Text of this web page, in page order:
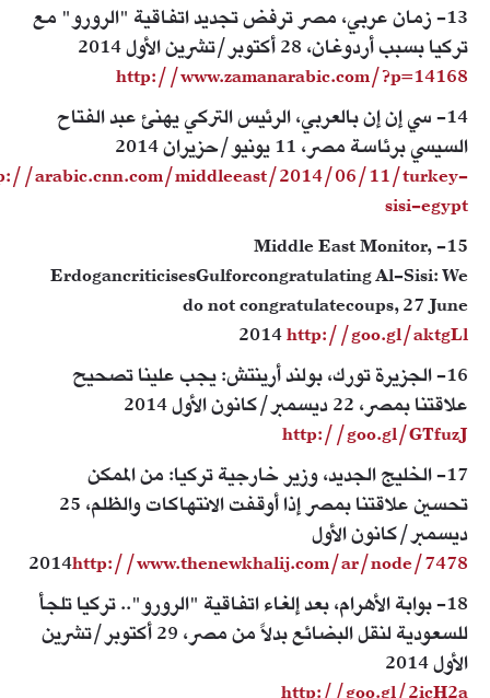
13- زمان عربي، مصر ترفض تجديد اتفاقية "الرورو" مع
تركيا بسبب أردوغان، 28 أكتوبر/تشرين الأول 2014
http://www.zamanarabic.com/?p=14168
14- سي إن إن بالعربي، الرئيس التركي يهنئ عبد الفتاح
السيسي برئاسة مصر، 11 يونيو/حزيران 2014
arabic.cnn.com/middleeast/2014/06/11/turkey-
sisi-egypt
15- Middle East Monitor,
ErdogancriticisesGulforcongratulating Al-Sisi: We
do not congratulatecoups, 27 June
2014http://goo.gl/aktgLl
16- الجزيرة تورك، بولند أرينتش: يجب علينا تصحيح
علاقتنا بمصر، 22 ديسمبر/كانون الأول 2014
http://goo.gl/GTfuzJ
17- الخليج الجديد، وزير خارجية تركيا: من الممكن
تحسين علاقتنا بمصر إذا أوقفت الانتهاكات والظلم، 25
ديسمبر/كانون الأول
2014http://www.thenewkhalij.com/ar/node/7478
18- بوابة الأهرام، بعد إلغاء اتفاقية "الرورو".. تركيا تلجأ
للسعودية لنقل البضائع بدلاً من مصر، 29 أكتوبر/تشرين
الأول 2014